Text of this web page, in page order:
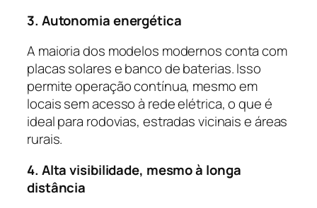
3. Autonomia energética
A maioria dos modelos modernos conta com
placas solares e banco de baterias. Isso
permite operação contínua, mesmo em
locais sem acesso à rede elétrica, o que é
ideal para rodovias, estradas vicinais e áreas
rurais.
4. Alta visibilidade, mesmo à longa
distância